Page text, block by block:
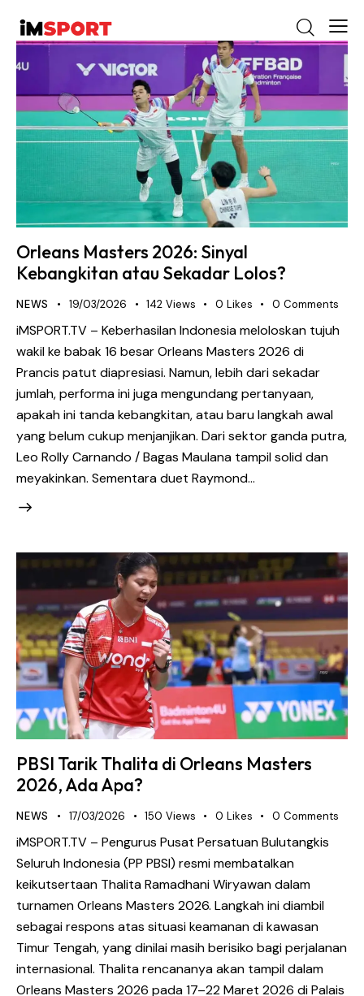
Orleans Masters 2026: Sinyal
Kebangkitan atau Sekadar Lolos?
NEWS 19/03/2026 142 Views 0 Likes 0 Comments
iMSPORT.TV – Keberhasilan Indonesia meloloskan tujuh
wakil ke babak 16 besar Orleans Masters 2026 di
Prancis patut diapresiasi. Namun, lebih dari sekadar
jumlah, performa ini juga mengundang pertanyaan,
apakah ini tanda kebangkitan, atau baru langkah awal
yang belum cukup menjanjikan. Dari sektor ganda putra,
Leo Rolly Carnando / Bagas Maulana tampil solid dan
meyakinkan. Sementara duet Raymond…
PBSI Tarik Thalita di Orleans Masters
2026, Ada Apa?
NEWS 17/03/2026 150 Views 0 Likes 0 Comments
iMSPORT.TV – Pengurus Pusat Persatuan Bulutangkis
Seluruh Indonesia (PP PBSI) resmi membatalkan
keikutsertaan Thalita Ramadhani Wiryawan dalam
turnamen Orleans Masters 2026. Langkah ini diambil
sebagai respons atas situasi keamanan di kawasan
Timur Tengah, yang dinilai masih berisiko bagi perjalanan
internasional. Thalita rencananya akan tampil dalam
Orleans Masters 2026 pada 17–22 Maret 2026 di Palais